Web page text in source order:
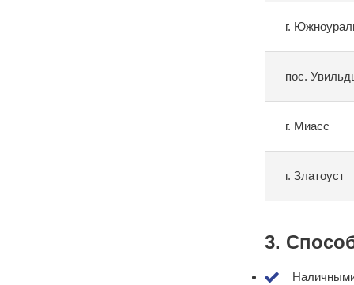
г.
пос.
г. Миасс
г. Златоуст
3.